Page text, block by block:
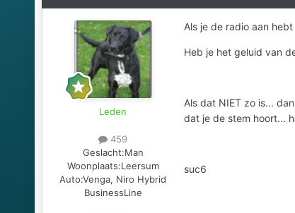
Leden
459
Geslacht:Man
Woonplaats:Leersum
Auto:Venga, Niro Hybrid
BusinessLine
Als je de radio aan
Heb je het geluid van
Als dat NIET zo is...
dat je de stem hoort...
suc6